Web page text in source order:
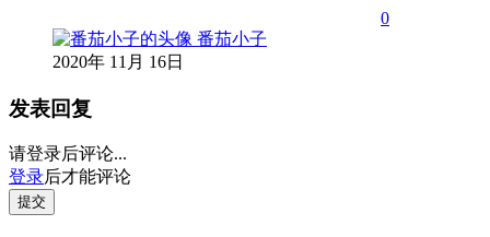
0
番茄小子
2020年 11月 16日
发表回复
请登录后评论...
登录后才能评论
提交